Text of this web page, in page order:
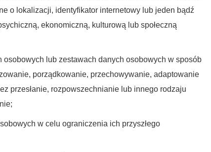
o lokalizacji, identyfikator internetowy lub jeden bądź
ekonomiczną, kulturową lub społeczną
lub zestawach danych osobowych w sposób
porządkowanie, przechowywanie, adaptowanie
przesłanie, rozpowszechnianie lub innego rodzaju
w celu ograniczenia ich przyszłego